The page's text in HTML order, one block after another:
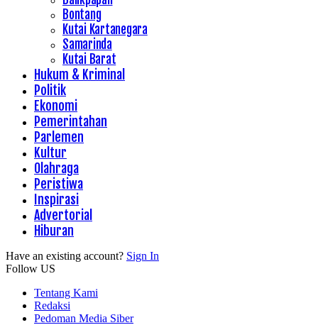
Bontang
Kutai Kartanegara
Samarinda
Kutai Barat
Hukum & Kriminal
Politik
Ekonomi
Pemerintahan
Parlemen
Kultur
Olahraga
Peristiwa
Inspirasi
Advertorial
Hiburan
Have an existing account? Sign In
Follow US
Tentang Kami
Redaksi
Pedoman Media Siber